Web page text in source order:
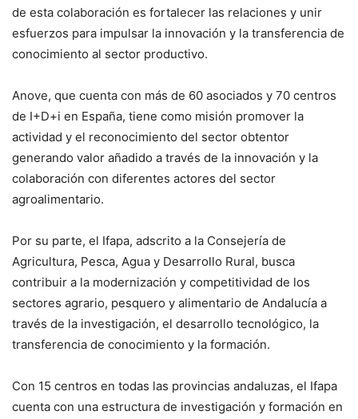
de esta colaboración es fortalecer las relaciones y unir
esfuerzos para impulsar la innovación y la transferencia de
conocimiento al sector productivo.
Anove, que cuenta con más de 60 asociados y 70 centros
de I+D+i en España, tiene como misión promover la
actividad y el reconocimiento del sector obtentor
generando valor añadido a través de la innovación y la
colaboración con diferentes actores del sector
agroalimentario.
Por su parte, el Ifapa, adscrito a la Consejería de
Agricultura, Pesca, Agua y Desarrollo Rural, busca
contribuir a la modernización y competitividad de los
sectores agrario, pesquero y alimentario de Andalucía a
través de la investigación, el desarrollo tecnológico, la
transferencia de conocimiento y la formación.
Con 15 centros en todas las provincias andaluzas, el Ifapa
cuenta con una estructura de investigación y formación en